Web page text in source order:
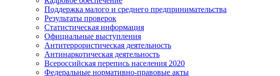
Поддержка малого и среднего предпринимательства
Результаты проверок
Статистическая информация
Официальные выступления
Антитеррористическая деятельность
Антинаркотическая деятельность
Всероссийская перепись населения 2020
Федеральные нормативно-правовые акты